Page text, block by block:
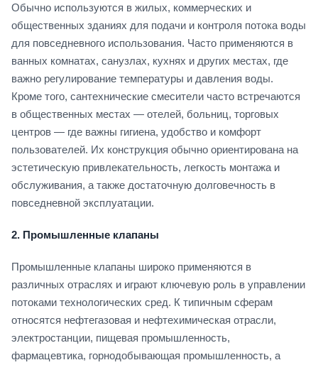
Обычно используются в жилых, коммерческих и
общественных зданиях для подачи и контроля потока воды
для повседневного использования. Часто применяются в
ванных комнатах, санузлах, кухнях и других местах, где
важно регулирование температуры и давления воды.
Кроме того, сантехнические смесители часто встречаются
в общественных местах — отелей, больниц, торговых
центров — где важны гигиена, удобство и комфорт
пользователей. Их конструкция обычно ориентирована на
эстетическую привлекательность, легкость монтажа и
обслуживания, а также достаточную долговечность в
повседневной эксплуатации.
2. Промышленные клапаны
Промышленные клапаны широко применяются в
различных отраслях и играют ключевую роль в управлении
потоками технологических сред. К типичным сферам
относятся нефтегазовая и нефтехимическая отрасли,
электростанции, пищевая промышленность,
фармацевтика, горнодобывающая промышленность, а